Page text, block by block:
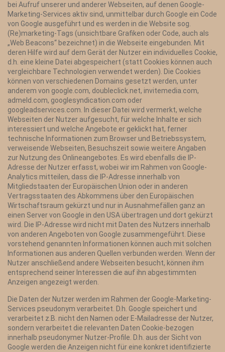
bei Aufruf unserer und anderer Webseiten, auf denen Google-
Marketing-Services aktiv sind, unmittelbar durch Google ein Code
von Google ausgeführt und es werden in die Website sog.
(Re)marketing-Tags (unsichtbare Grafiken oder Code, auch als
„Web Beacons“ bezeichnet) in die Webseite eingebunden. Mit
deren Hilfe wird auf dem Gerät der Nutzer ein individuelles Cookie,
d.h. eine kleine Datei abgespeichert (statt Cookies können auch
vergleichbare Technologien verwendet werden). Die Cookies
können von verschiedenen Domains gesetzt werden, unter
anderem von google.com, doubleclick.net, invitemedia.com,
admeld.com, googlesyndication.com oder
googleadservices.com. In dieser Datei wird vermerkt, welche
Webseiten der Nutzer aufgesucht, für welche Inhalte er sich
interessiert und welche Angebote er geklickt hat, ferner
technische Informationen zum Browser und Betriebssystem,
verweisende Webseiten, Besuchszeit sowie weitere Angaben
zur Nutzung des Onlineangebotes. Es wird ebenfalls die IP-
Adresse der Nutzer erfasst, wobei wir im Rahmen von Google-
Analytics mitteilen, dass die IP-Adresse innerhalb von
Mitgliedstaaten der Europäischen Union oder in anderen
Vertragsstaaten des Abkommens über den Europäischen
Wirtschaftsraum gekürzt und nur in Ausnahmefällen ganz an
einen Server von Google in den USA übertragen und dort gekürzt
wird. Die IP-Adresse wird nicht mit Daten des Nutzers innerhalb
von anderen Angeboten von Google zusammengeführt. Diese
vorstehend genannten Informationen können auch mit solchen
Informationen aus anderen Quellen verbunden werden. Wenn der
Nutzer anschließend andere Webseiten besucht, können ihm
entsprechend seiner Interessen die auf ihn abgestimmten
Anzeigen angezeigt werden.
Die Daten der Nutzer werden im Rahmen der Google-Marketing-
Services pseudonym verarbeitet. D.h. Google speichert und
verarbeitet z.B. nicht den Namen oder E-Mailadresse der Nutzer,
sondern verarbeitet die relevanten Daten Cookie-bezogen
innerhalb pseudonymer Nutzer-Profile. D.h. aus der Sicht von
Google werden die Anzeigen nicht für eine konkret identifizierte